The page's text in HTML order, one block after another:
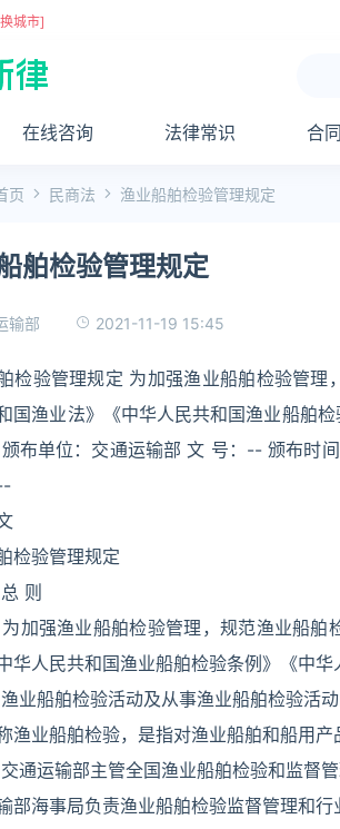
城市]
在线咨询 法律常识 合
页 民商法 渔业船舶检验管理规定
舶检验管理规定
输部 2021-11-19 15:45
检验管理规定 为加强渔业船舶检验管
国渔业法》《中华人民共和国渔业船舶
布单位：交通运输部 文 号：-- 颁布时
检验管理规定
则
加强渔业船舶检验管理，规范渔业船
华人民共和国渔业船舶检验条例》《中
业船舶检验活动及从事渔业船舶检验活
渔业船舶检验，是指对渔业船舶和船用产
通运输部主管全国渔业船舶检验和监督管
部海事局负责渔业船舶检验监督管理和行